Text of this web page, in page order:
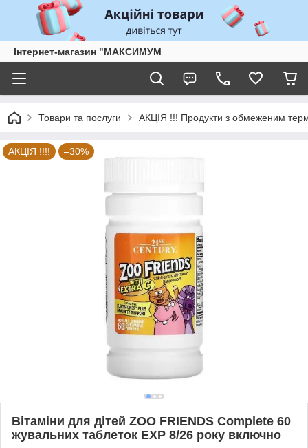
Інтернет-магазин "МАКСИМУМ
Товари та послуги АКЦІЯ !!! Продукти з обмеженим
АКЦІЯ !!!! –30%
Вітаміни для дітей ZOO FRIENDS Complete 60
жувальних таблеток EXP 8/26 року включно